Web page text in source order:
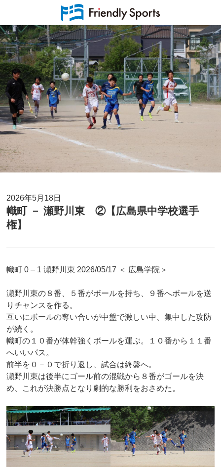
2026年5月18日
幟町 － 瀬野川東 ②【広島県中学校選手
権】
幟町 0 – 1 瀬野川東 2026/05/17 ＜ 広島学院＞
瀬野川東の８番、５番がボールを持ち、９番へボールを送
りチャンスを作る。
互いにボールの奪い合いが中盤で激しい中、集中した攻防
が続く。
幟町の１０番が体幹強くボールを運ぶ。１０番から１１番
へいいパス。
前半を０－０で折り返し、試合は終盤へ。
瀬野川東は後半にゴール前の混戦から８番がゴールを決
め、これが決勝点となり劇的な勝利をおさめた。